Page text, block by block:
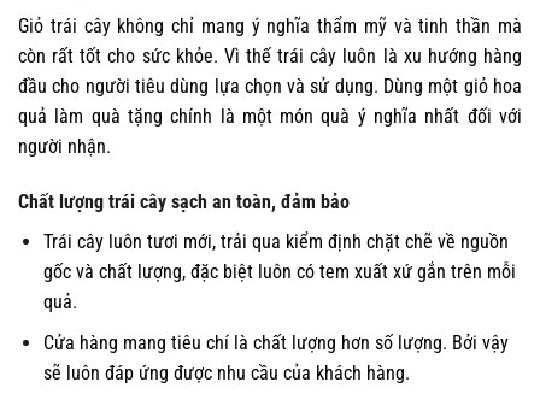
Giỏ trái cây không chỉ mang ý nghĩa thẩm mỹ và tinh thần mà
còn rất tốt cho sức khỏe. Vì thế trái cây luôn là xu hướng hàng
đầu cho người tiêu dùng lựa chọn và sử dụng. Dùng một giỏ hoa
quả làm quà tặng chính là một món quà ý nghĩa nhất đối với
người nhận.
Chất lượng trái cây sạch an toàn, đảm bảo
Trái cây luôn tươi mới, trải qua kiểm định chặt chẽ về nguồn
gốc và chất lượng, đặc biệt luôn có tem xuất xứ gắn trên mỗi
quả.
Cửa hàng mang tiêu chí là chất lượng hơn số lượng. Bởi vậy
sẽ luôn đáp ứng được nhu cầu của khách hàng.